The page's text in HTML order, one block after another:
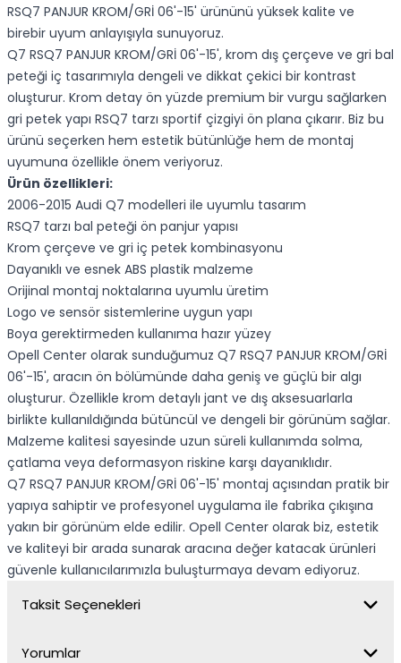
RSQ7 PANJUR KROM/GRİ 06'-15' ürününü yüksek kalite ve
birebir uyum anlayışıyla sunuyoruz.
Q7 RSQ7 PANJUR KROM/GRİ 06'-15', krom dış çerçeve ve gri bal
peteği iç tasarımıyla dengeli ve dikkat çekici bir kontrast
oluşturur. Krom detay ön yüzde premium bir vurgu sağlarken
gri petek yapı RSQ7 tarzı sportif çizgiyi ön plana çıkarır. Biz bu
ürünü seçerken hem estetik bütünlüğe hem de montaj
uyumuna özellikle önem veriyoruz.
Ürün özellikleri:
2006-2015 Audi Q7 modelleri ile uyumlu tasarım
RSQ7 tarzı bal peteği ön panjur yapısı
Krom çerçeve ve gri iç petek kombinasyonu
Dayanıklı ve esnek ABS plastik malzeme
Orijinal montaj noktalarına uyumlu üretim
Logo ve sensör sistemlerine uygun yapı
Boya gerektirmeden kullanıma hazır yüzey
Opell Center olarak sunduğumuz Q7 RSQ7 PANJUR KROM/GRİ
06'-15', aracın ön bölümünde daha geniş ve güçlü bir algı
oluşturur. Özellikle krom detaylı jant ve dış aksesuarlarla
birlikte kullanıldığında bütüncül ve dengeli bir görünüm sağlar.
Malzeme kalitesi sayesinde uzun süreli kullanımda solma,
çatlama veya deformasyon riskine karşı dayanıklıdır.
Q7 RSQ7 PANJUR KROM/GRİ 06'-15' montaj açısından pratik bir
yapıya sahiptir ve profesyonel uygulama ile fabrika çıkışına
yakın bir görünüm elde edilir. Opell Center olarak biz, estetik
ve kaliteyi bir arada sunarak aracına değer katacak ürünleri
güvenle kullanıcılarımızla buluşturmaya devam ediyoruz.
Taksit Seçenekleri
Yorumlar